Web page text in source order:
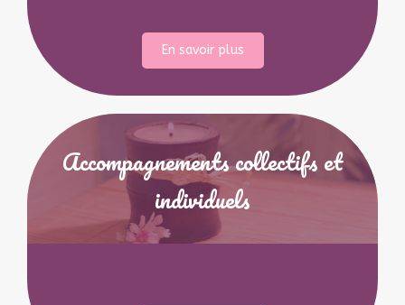
En savoir plus
Accompagnements collectifs et
individuels